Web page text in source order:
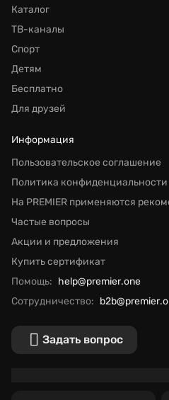
Каталог
ТВ-каналы
Спорт
Детям
Бесплатно
Для друзей
Информация
Пользовательское соглашение
Политика конфиденциальности
На PREMIER применяются
Частые вопросы
Акции и предложения
Купить сертификат
Помощь: help@premier.one
Сотрудничество:
Задать вопрос